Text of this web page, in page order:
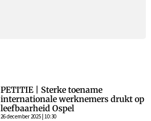
PETITIE | Sterke toename
internationale werknemers drukt op
leefbaarheid Ospel
26 december 2025 | 10:30